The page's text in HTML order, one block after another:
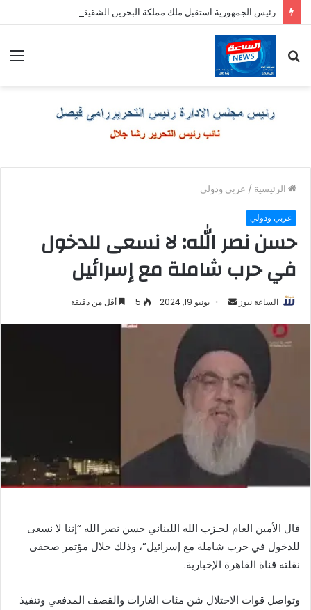
رئيس الجمهورية استقبل ملك مملكة البحرين الشقيقة
عن
الرئيسية / عربي ودولي
عربي ودولي
حسن نصر الله: لا نسعى للدخول
في حرب شاملة مع إسرائيل
الساعة نيوز
أرسل يونيو 19, 2024 5 أقل من دقيقة
قال الأمين العام لحـزب الله اللبناني حسن نصر الله “إننا لا نسعى
للدخول في حرب شاملة مع إسرائيل”، وذلك خلال مؤتمر صحفى
نقلته قناة القاهرة الإخبارية.
وتواصل قوات الاحتلال شن مئات الغارات والقصف المدفعي وتنفيذ